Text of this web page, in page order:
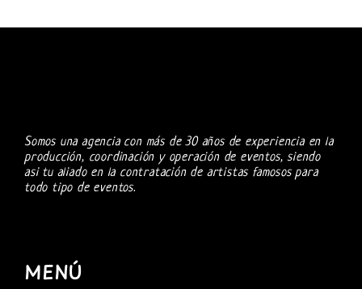
Somos una agencia con más de 30 años de experiencia en la
producción, coordinación y operación de eventos, siendo
asi tu aliado en la contratación de artistas famosos para
todo tipo de eventos.
MENÚ